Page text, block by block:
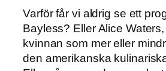
Varför får vi aldrig se ett
Bayless? Eller Alice
kvinnan som mer eller
den amerikanska